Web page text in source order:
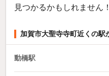
見つかるかもしれません！
加賀市大聖寺寺町近くの駅
動橋駅